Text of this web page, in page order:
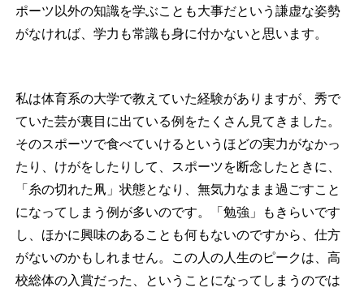
ポーツ以外の知識を学ぶことも大事だという謙虚な姿勢
がなければ、学力も常識も身に付かないと思います。
私は体育系の大学で教えていた経験がありますが、秀で
ていた芸が裏目に出ている例をたくさん見てきました。
そのスポーツで食べていけるというほどの実力がなかっ
たり、けがをしたりして、スポーツを断念したときに、
「糸の切れた凧」状態となり、無気力なまま過ごすこと
になってしまう例が多いのです。「勉強」もきらいです
し、ほかに興味のあることも何もないのですから、仕方
がないのかもしれません。この人の人生のピークは、高
校総体の入賞だった、ということになってしまうのでは